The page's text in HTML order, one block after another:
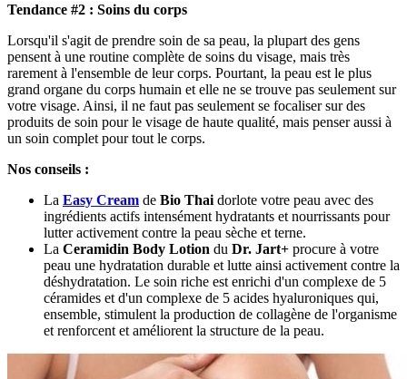
Tendance #2 : Soins du corps
Lorsqu'il s'agit de prendre soin de sa peau, la plupart des gens
pensent à une routine complète de soins du visage, mais très
rarement à l'ensemble de leur corps. Pourtant, la peau est le plus
grand organe du corps humain et elle ne se trouve pas seulement sur
votre visage. Ainsi, il ne faut pas seulement se focaliser sur des
produits de soin pour le visage de haute qualité, mais penser aussi à
un soin complet pour tout le corps.
Nos conseils :
La Easy Cream de Bio Thai dorlote votre peau avec des
ingrédients actifs intensément hydratants et nourrissants pour
lutter activement contre la peau sèche et terne.
La Ceramidin Body Lotion du Dr. Jart+ procure à votre
peau une hydratation durable et lutte ainsi activement contre la
déshydratation. Le soin riche est enrichi d'un complexe de 5
céramides et d'un complexe de 5 acides hyaluroniques qui,
ensemble, stimulent la production de collagène de l'organisme
et renforcent et améliorent la structure de la peau.